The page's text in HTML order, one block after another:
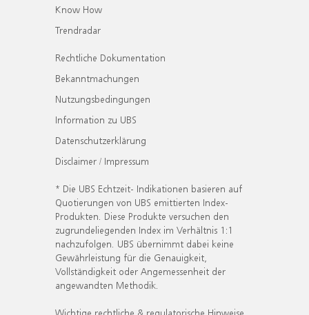
Know How
Trendradar
Rechtliche Dokumentation
Bekanntmachungen
Nutzungsbedingungen
Information zu UBS
Datenschutzerklärung
Disclaimer / Impressum
* Die UBS Echtzeit- Indikationen basieren auf
Quotierungen von UBS emittierten Index-
Produkten. Diese Produkte versuchen den
zugrundeliegenden Index im Verhältnis 1:1
nachzufolgen. UBS übernimmt dabei keine
Gewährleistung für die Genauigkeit,
Vollständigkeit oder Angemessenheit der
angewandten Methodik.